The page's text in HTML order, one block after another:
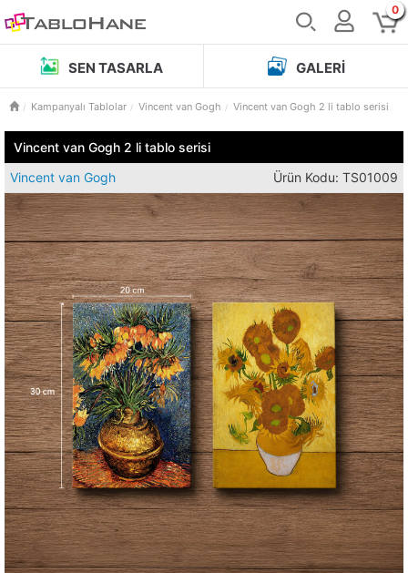
0
SEN TASARLA GALERI
Kampanyalı Tablolar Vincent van Gogh Vincent van Gogh 2 li tablo serisi
Vincent van Gogh 2 li tablo serisi
Vincent van Gogh
Ürün Kodu: TS01009